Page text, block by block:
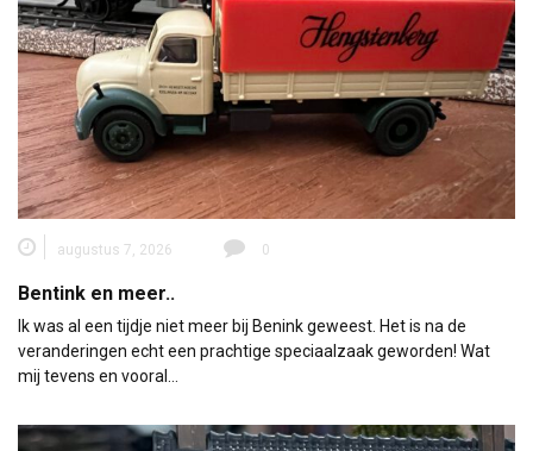
augustus 7, 2026 0
Bentink en meer..
Ik was al een tijdje niet meer bij Benink geweest. Het is na de
veranderingen echt een prachtige speciaalzaak geworden! Wat
mij tevens en vooral…